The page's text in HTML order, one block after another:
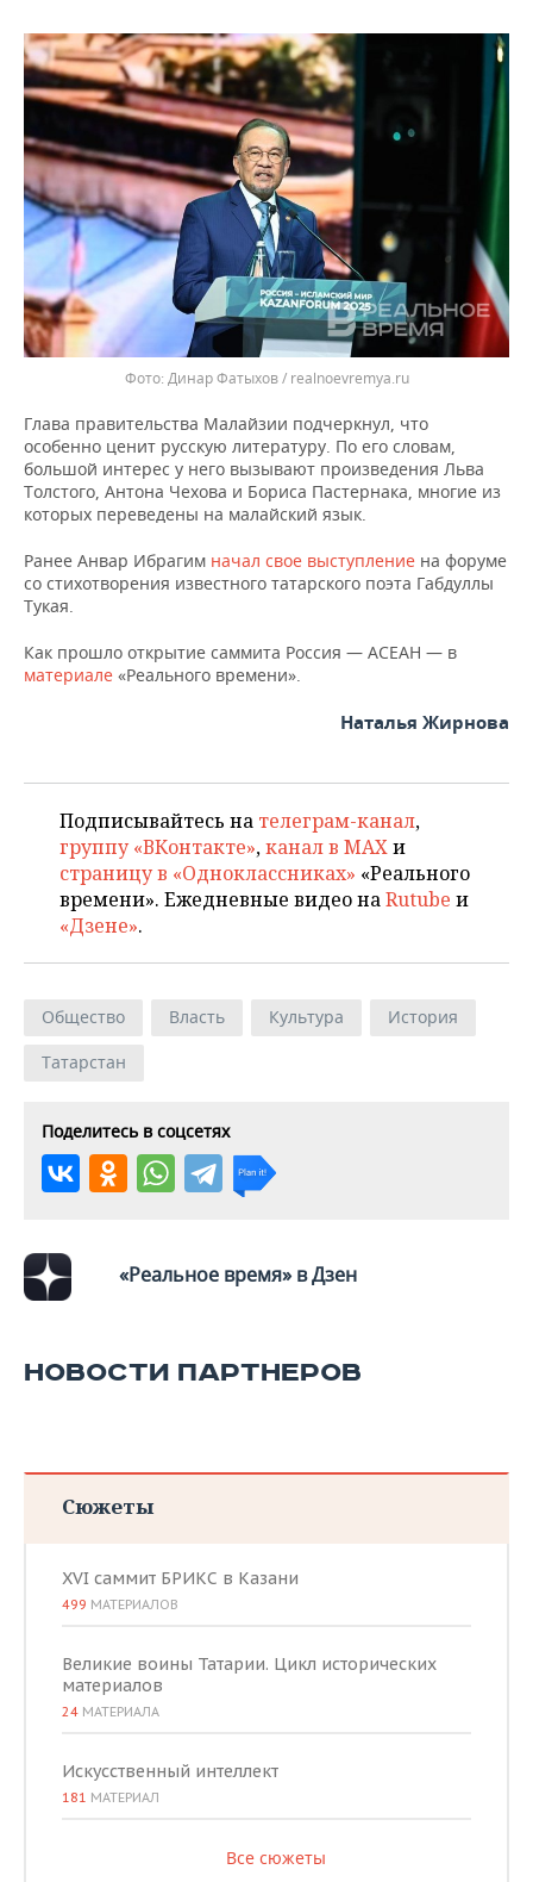
Динар Фатыхов / realnoevremya.ru
Глава правительства Малайзии подчеркнул, что
особенно ценит русскую литературу. По его словам,
большой интерес у него вызывают произведения Льва
Толстого, Антона Чехова и Бориса Пастернака, многие из
которых переведены на малайский язык.
Ранее Анвар Ибрагим начал свое выступление на форуме
со стихотворения известного татарского поэта Габдуллы
Тукая.
Как прошло открытие саммита Россия — АСЕАН — в
материале «Реального времени».
Наталья Жирнова
Подписывайтесь на телеграм-канал,
группу «ВКонтакте»,канал в MAXи
страницу в «Одноклассниках» «Реального
времени». Ежедневные видео наRutube и
«Дзене».
Общество Власть Культура
История
Татарстан
Поделитесь в соцсетях
«Реальное время» в Дзен
НОВОСТИ ПАРТНЕРОВ
Сюжеты
XVI саммит БРИКС в Казани
499 МАТЕРИАЛОВ
Великие воины Татарии. Цикл исторических
материалов
24 МАТЕРИАЛА
Искусственный интеллект
181 МАТЕРИАЛ
Все сюжеты